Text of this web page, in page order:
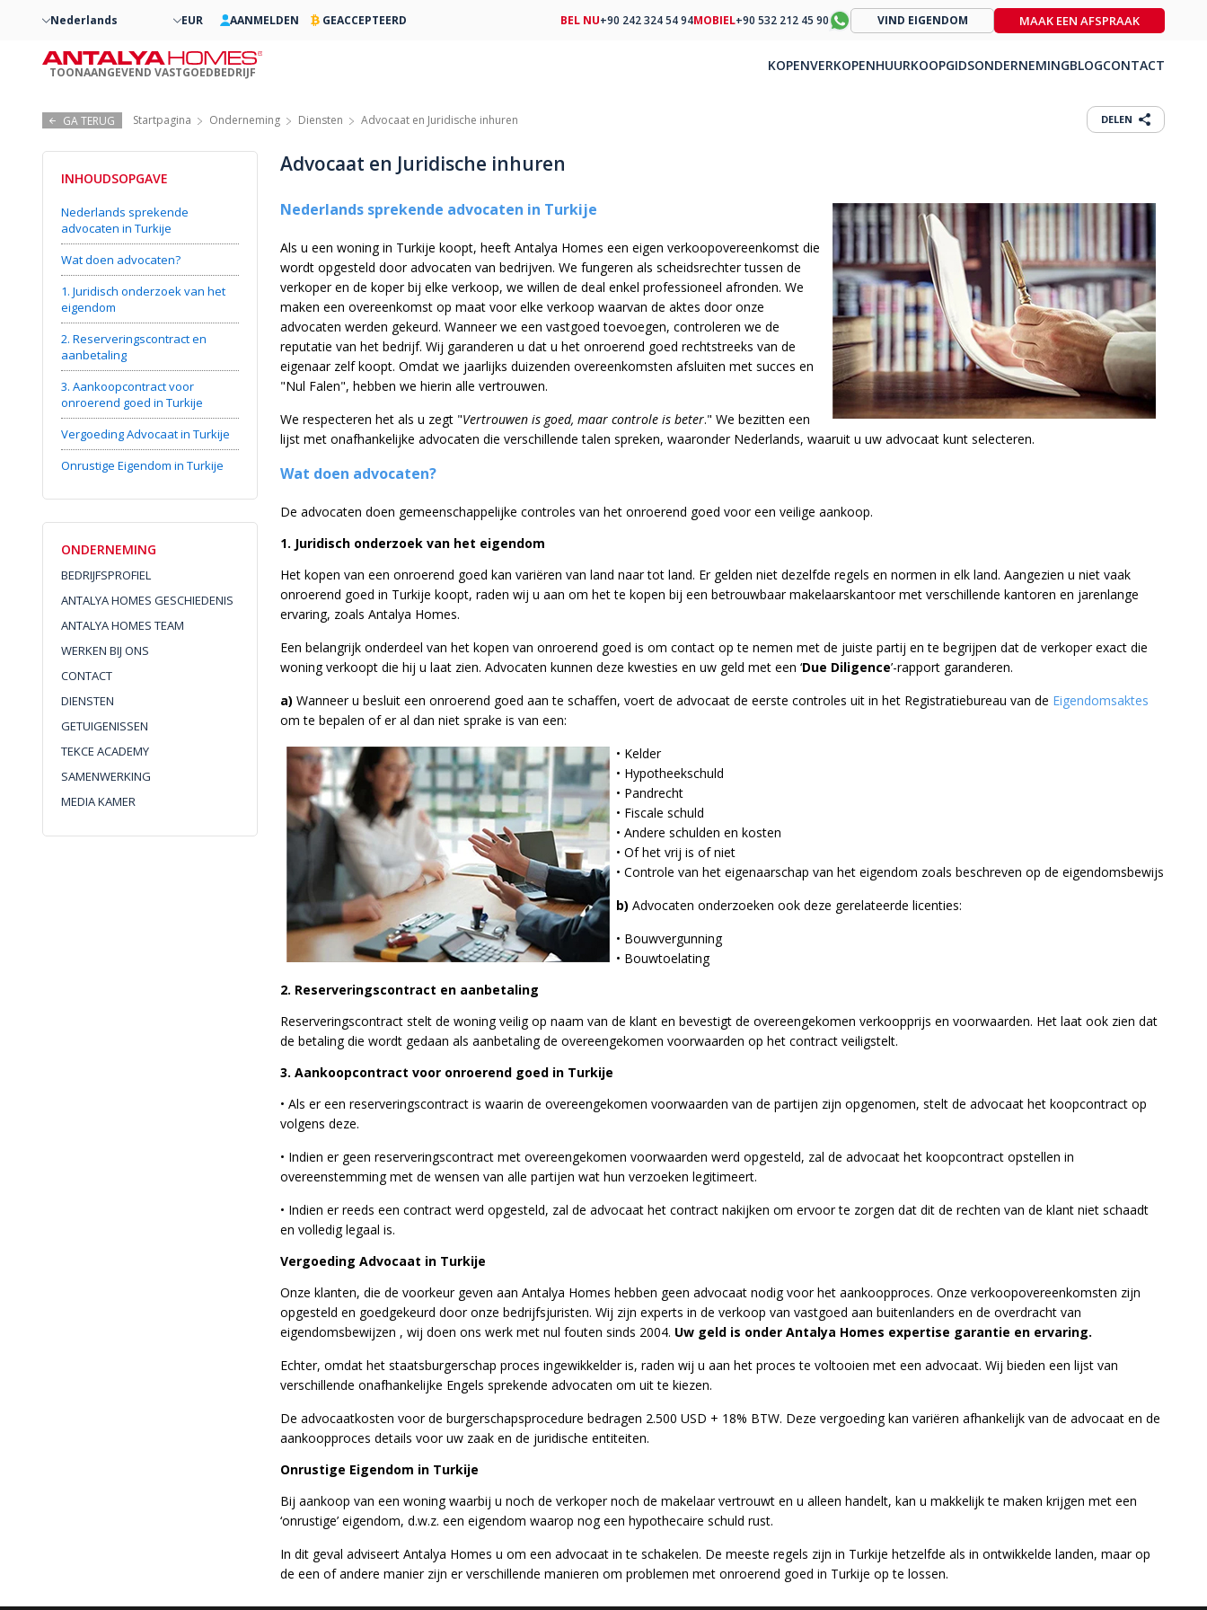
GA TERUG Startpagina Onderneming Diensten Advocaat en Juridische inhuren DELEN
INHOUDSOPGAVE
Nederlands sprekende
advocaten in Turkije
Wat doen advocaten?
1. Juridisch onderzoek van het
eigendom
2. Reserveringscontract en
aanbetaling
3. Aankoopcontract voor
onroerend goed in Turkije
Vergoeding Advocaat in Turkije
Onrustige Eigendom in Turkije
ONDERNEMING
BEDRIJFSPROFIEL
ANTALYA HOMES GESCHIEDENIS
ANTALYA HOMES TEAM
WERKEN BIJ ONS
CONTACT
DIENSTEN
GETUIGENISSEN
TEKCE ACADEMY
SAMENWERKING
MEDIA KAMER
Advocaat en Juridische inhuren
Nederlands sprekende advocaten in Turkije
Als u een woning in Turkije koopt, heeft Antalya Homes een eigen verkoopovereenkomst die
wordt opgesteld door advocaten van bedrijven. We fungeren als scheidsrechter tussen de
verkoper en de koper bij elke verkoop, we willen de deal enkel professioneel afronden. We
maken een overeenkomst op maat voor elke verkoop waarvan de aktes door onze
advocaten werden gekeurd. Wanneer we een vastgoed toevoegen, controleren we de
reputatie van het bedrijf. Wij garanderen u dat u het onroerend goed rechtstreeks van de
eigenaar zelf koopt. Omdat we jaarlijks duizenden overeenkomsten afsluiten met succes en
"Nul Falen", hebben we hierin alle vertrouwen.
We respecteren het als u zegt "Vertrouwen is goed, maar controle is beter." We bezitten een
lijst met onafhankelijke advocaten die verschillende talen spreken, waaronder Nederlands, waaruit u uw advocaat kunt selecteren.
Wat doen advocaten?
De advocaten doen gemeenschappelijke controles van het onroerend goed voor een veilige aankoop.
1. Juridisch onderzoek van het eigendom
Het kopen van een onroerend goed kan variëren van land naar tot land. Er gelden niet dezelfde regels en normen in elk land. Aangezien u niet vaak
onroerend goed in Turkije koopt, raden wij u aan om het te kopen bij een betrouwbaar makelaarskantoor met verschillende kantoren en jarenlange
ervaring, zoals Antalya Homes.
Een belangrijk onderdeel van het kopen van onroerend goed is om contact op te nemen met de juiste partij en te begrijpen dat de verkoper exact die
woning verkoopt die hij u laat zien. Advocaten kunnen deze kwesties en uw geld met een ‘Due Diligence’-rapport garanderen.
a) Wanneer u besluit een onroerend goed aan te schaffen, voert de advocaat de eerste controles uit in het Registratiebureau van de Eigendomsaktes
om te bepalen of er al dan niet sprake is van een:
• Kelder
• Hypotheekschuld
• Pandrecht
• Fiscale schuld
• Andere schulden en kosten
• Of het vrij is of niet
• Controle van het eigenaarschap van het eigendom zoals beschreven op de eigendomsbewijs
b) Advocaten onderzoeken ook deze gerelateerde licenties:
• Bouwvergunning
• Bouwtoelating
2. Reserveringscontract en aanbetaling
Reserveringscontract stelt de woning veilig op naam van de klant en bevestigt de overeengekomen verkoopprijs en voorwaarden. Het laat ook zien dat
de betaling die wordt gedaan als aanbetaling de overeengekomen voorwaarden op het contract veiligstelt.
3. Aankoopcontract voor onroerend goed in Turkije
• Als er een reserveringscontract is waarin de overeengekomen voorwaarden van de partijen zijn opgenomen, stelt de advocaat het koopcontract op
volgens deze.
• Indien er geen reserveringscontract met overeengekomen voorwaarden werd opgesteld, zal de advocaat het koopcontract opstellen in
overeenstemming met de wensen van alle partijen wat hun verzoeken legitimeert.
• Indien er reeds een contract werd opgesteld, zal de advocaat het contract nakijken om ervoor te zorgen dat dit de rechten van de klant niet schaadt
en volledig legaal is.
Vergoeding Advocaat in Turkije
Onze klanten, die de voorkeur geven aan Antalya Homes hebben geen advocaat nodig voor het aankoopproces. Onze verkoopovereenkomsten zijn
opgesteld en goedgekeurd door onze bedrijfsjuristen. Wij zijn experts in de verkoop van vastgoed aan buitenlanders en de overdracht van
eigendomsbewijzen , wij doen ons werk met nul fouten sinds 2004. Uw geld is onder Antalya Homes expertise garantie en ervaring.
Echter, omdat het staatsburgerschap proces ingewikkelder is, raden wij u aan het proces te voltooien met een advocaat. Wij bieden een lijst van
verschillende onafhankelijke Engels sprekende advocaten om uit te kiezen.
De advocaatkosten voor de burgerschapsprocedure bedragen 2.500 USD + 18% BTW. Deze vergoeding kan variëren afhankelijk van de advocaat en de
aankoopproces details voor uw zaak en de juridische entiteiten.
Onrustige Eigendom in Turkije
Bij aankoop van een woning waarbij u noch de verkoper noch de makelaar vertrouwt en u alleen handelt, kan u makkelijk te maken krijgen met een
‘onrustige’ eigendom, d.w.z. een eigendom waarop nog een hypothecaire schuld rust.
In dit geval adviseert Antalya Homes u om een ​​advocaat in te schakelen. De meeste regels zijn in Turkije hetzelfde als in ontwikkelde landen, maar op
de een of andere manier zijn er verschillende manieren om problemen met onroerend goed in Turkije op te lossen.
Nederlands EUR AANMELDEN GEACCEPTEERD
TOONAANGEVEND VASTGOEDBEDRIJF
BEL NU+90 242 324 54 94MOBIEL+90 532 212 45 90 VIND EIGENDOM MAAK EEN AFSPRAAK
KOPENVERKOPENHUURKOOPGIDSONDERNEMINGBLOGCONTACT